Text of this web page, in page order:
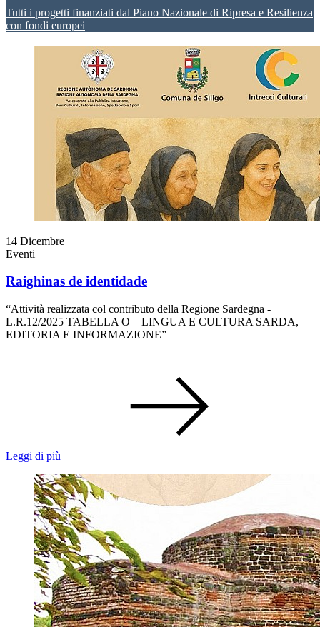
Tutti i progetti finanziati dal Piano Nazionale di Ripresa e Resilienza
con fondi europei
14 Dicembre
Eventi
Raighinas de identidade
“Attività realizzata col contributo della Regione Sardegna -
L.R.12/2025 TABELLA O – LINGUA E CULTURA SARDA,
EDITORIA E INFORMAZIONE”
Leggi di più